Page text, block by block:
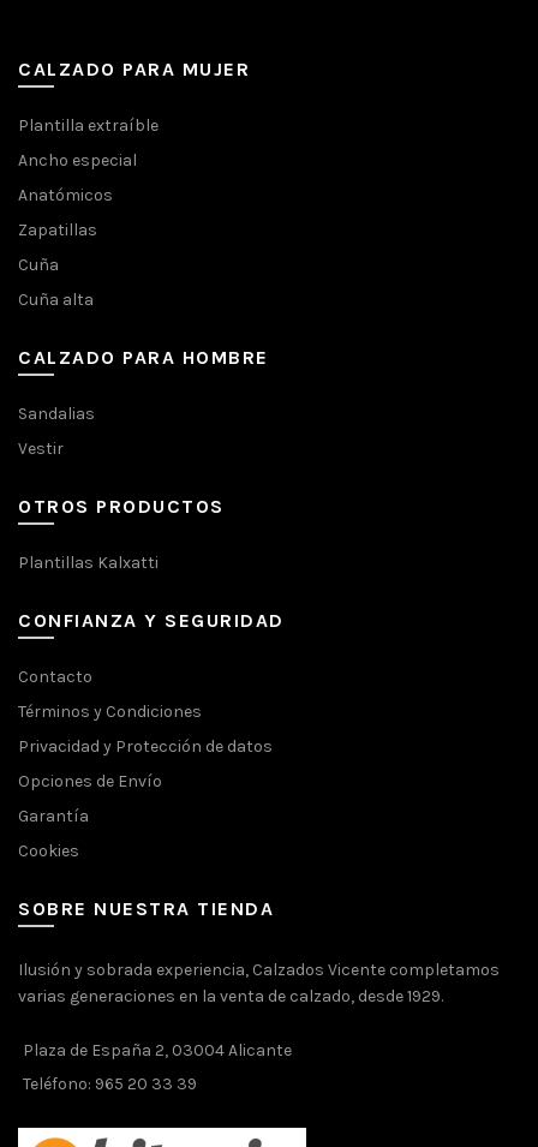
CALZADO PARA MUJER
Plantilla extraíble
Ancho especial
Anatómicos
Zapatillas
Cuña
Cuña alta
CALZADO PARA HOMBRE
Sandalias
Vestir
OTROS PRODUCTOS
Plantillas Kalxatti
CONFIANZA Y SEGURIDAD
Contacto
Términos y Condiciones
Privacidad y Protección de datos
Opciones de Envío
Garantía
Cookies
SOBRE NUESTRA TIENDA
Ilusión y sobrada experiencia, Calzados Vicente completamos
varias generaciones en la venta de calzado, desde 1929.
Plaza de España 2, 03004 Alicante
Teléfono: 965 20 33 39